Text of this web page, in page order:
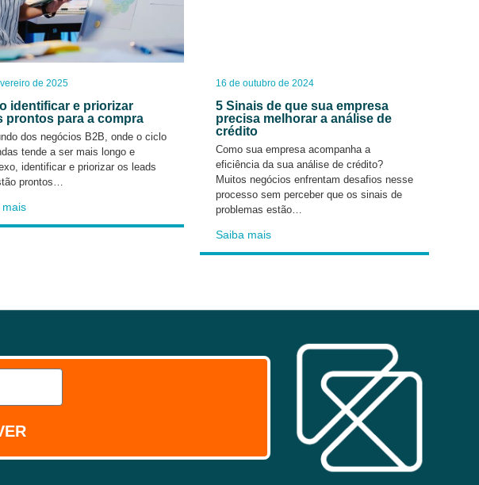
de 2025
identificar e priorizar
prontos para a compra
dos negócios B2B, onde o ciclo
tende a ser mais longo e
identificar e priorizar os leads
prontos…
mais
16 de outubro de 2024
5 Sinais de que sua empresa
precisa melhorar a análise de
crédito
Como sua empresa acompanha a
eficiência da sua análise de crédito?
Muitos negócios enfrentam desafios nesse
processo sem perceber que os sinais de
problemas estão…
Saiba mais